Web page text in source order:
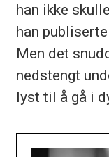
han ikke
han
Men det
nedstengt
lyst til å gå i